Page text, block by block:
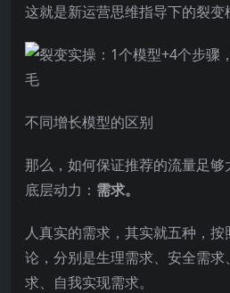
这就是新运营思维指导下的裂变
不同增长模型的区别
那么，如何保证推荐的流量足
底层动力： 需求。
人真实的需求，其实就五种，
论，分别是生理需求、安全需
求、自我实现需求。